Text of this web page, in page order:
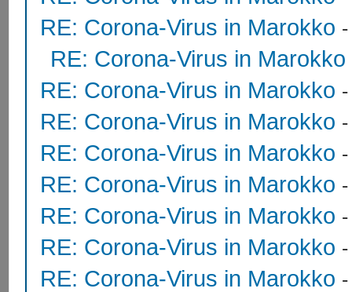
RE: Corona-Virus in Marokko
RE: Corona-Virus in Marokko
RE: Corona-Virus in Marokko
RE: Corona-Virus in Marokko
RE: Corona-Virus in Marokko
RE: Corona-Virus in Marokko
RE: Corona-Virus in Marokko
RE: Corona-Virus in Marokko
RE: Corona-Virus in Marokko